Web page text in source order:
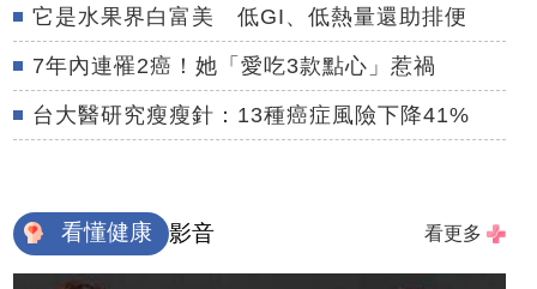
它是水果界白富美 低GI、低熱量還助排便
7年內連罹2癌！她「愛吃3款點心」惹禍
台大醫研究瘦瘦針：13種癌症風險下降41%
看懂健康 影音 看更多